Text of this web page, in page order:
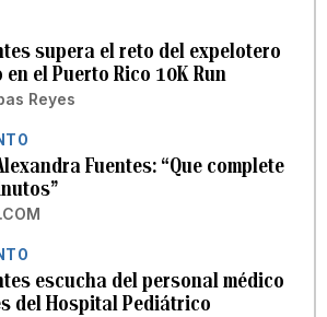
supera el reto del expelotero
el Puerto Rico 10K Run
Reyes
Fuentes: “Que complete
escucha del personal médico
del Hospital Pediátrico